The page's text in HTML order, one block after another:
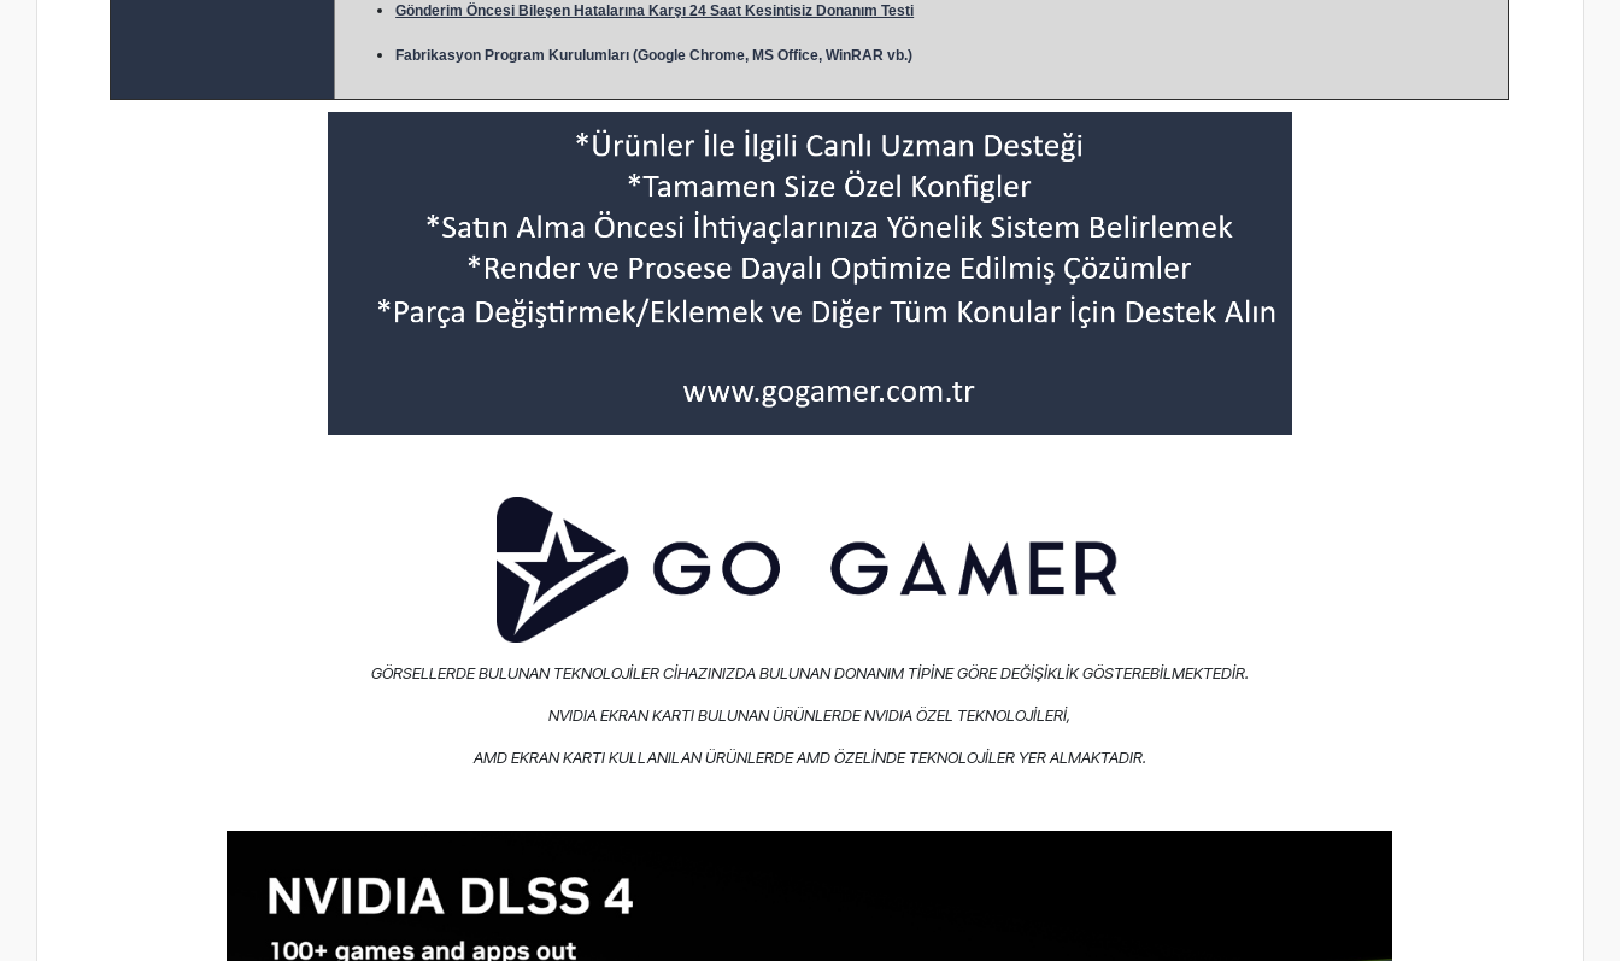
Gönderim Öncesi Bileşen Hatalarına Karşı 24 Saat Kesintisiz Donanım Testi
Fabrikasyon Program Kurulumları (Google Chrome, MS Office, WinRAR vb.)
GÖRSELLERDE BULUNAN TEKNOLOJİLER CİHAZINIZDA BULUNAN DONANIM TİPİNE GÖRE DEĞİŞİKLİK GÖSTEREBİLMEKTEDİR.
NVIDIA EKRAN KARTI BULUNAN ÜRÜNLERDE NVIDIA ÖZEL TEKNOLOJİLERİ,
AMD EKRAN KARTI KULLANILAN ÜRÜNLERDE AMD ÖZELİNDE TEKNOLOJİLER YER ALMAKTADIR.